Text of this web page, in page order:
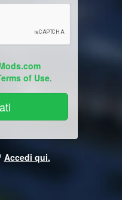
of Use.
Accedi qui.